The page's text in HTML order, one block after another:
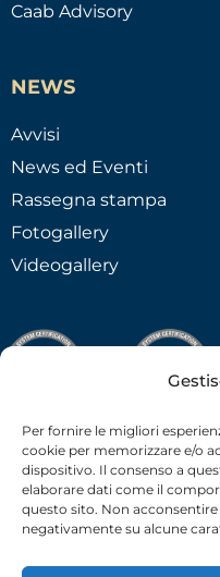
Per fornire le migliori
cookie per memorizzare e/o
dispositivo. Il consenso a
elaborare dati come il
questo sito. Non
negativamente su alcune
Caab Advisory
NEWS
Avvisi
News ed Eventi
Rassegna stampa
Fotogallery
Videogallery